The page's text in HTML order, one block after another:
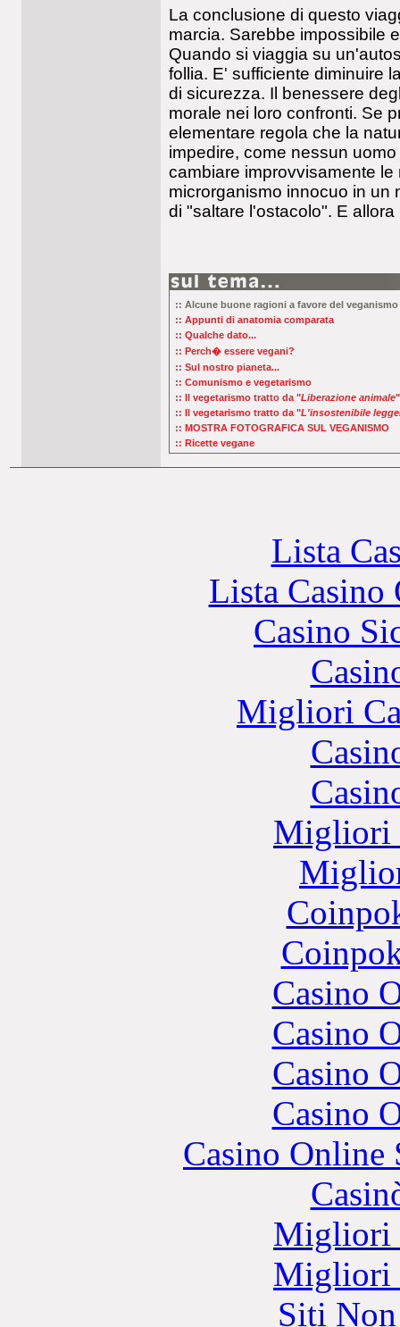
La conclusione di questo
marcia. Sarebbe impossibile
Quando si viaggia su
follia. E' sufficiente diminuire
di sicurezza. Il benessere
morale nei loro confronti. Se
elementare regola che la
impedire, come nessun
cambiare improvvisamente
microrganismo innocuo in un
di "saltare l'ostacolo". E
:: Alcune buone ragioni a favore del veganismo
:: Appunti di anatomia comparata
:: Qualche dato...
:: Perch� essere vegani?
:: Sul nostro pianeta...
:: Comunismo e vegetarismo
:: Il vegetarismo tratto da "Liberazione animale
:: Il vegetarismo tratto da "L'insostenibile
:: MOSTRA FOTOGRAFICA SUL VEGANISMO
:: Ricette vegane
Lista
Lista
Casino
Migliori
Migliori
Casino
Casino
Casino
Casino
Casino
Migliori
Migliori
Siti